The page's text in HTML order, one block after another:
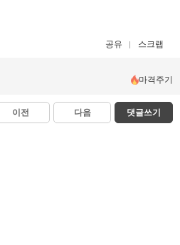
공유 스크랩
마격주기
이전 다음 댓글쓰기